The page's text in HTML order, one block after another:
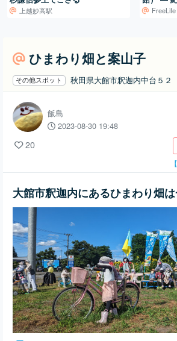
上越妙高駅
販売を担
ひまわり畑と案山子
その他スポット 秋田県大館市釈迦内中台５２
飯島
2023-08-30 19:48
20
大館市釈迦内にあるひまわり畑は